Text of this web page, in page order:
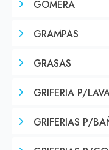
GOMERA
GRAMPAS
GRASAS
GRIFERIA P/
GRIFERIAS P/